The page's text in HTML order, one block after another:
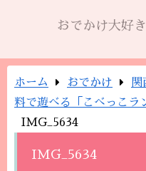
おでかけ大好
ホーム おでかけ 関
料で遊べる「こべっこラ
IMG_5634
IMG_5634